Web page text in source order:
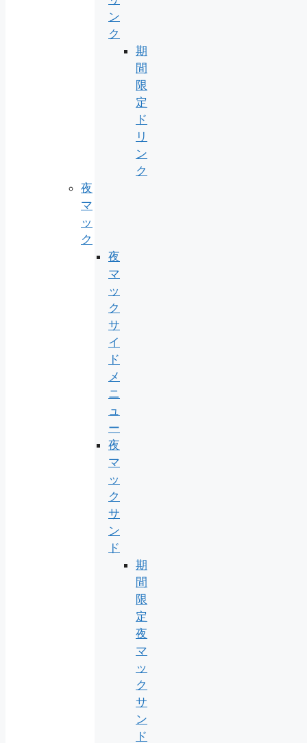
ン
ク
期
間
限
定
ド
リ
ン
ク
夜
マ
ッ
ク
夜
マ
ッ
ク
サ
イ
ド
メ
ニ
ュ
ー
夜
マ
ッ
ク
サ
ン
ド
期
間
限
定
夜
マ
ッ
ク
サ
ン
ド